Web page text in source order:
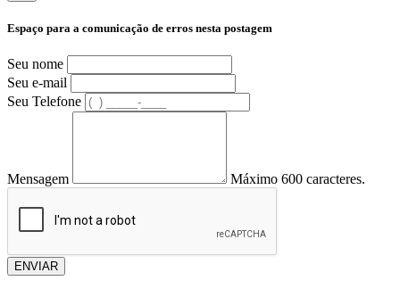
Espaço para a comunicação de erros nesta postagem
Seu nome
Seu e-mail
Seu Telefone
Mensagem Máximo 600 caracteres.
ENVIAR